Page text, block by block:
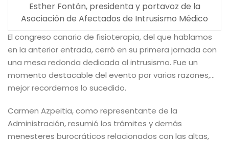
Esther Fontán, presidenta y portavoz de la
Asociación de Afectados de Intrusismo Médico
El congreso canario de fisioterapia, del que hablamos
en la anterior entrada, cerró en su primera jornada con
una mesa redonda dedicada al intrusismo. Fue un
momento destacable del evento por varias razones,…
mejor recordemos lo sucedido.
Carmen Azpeitia, como representante de la
Administración, resumió los trámites y demás
menesteres burocráticos relacionados con las altas,